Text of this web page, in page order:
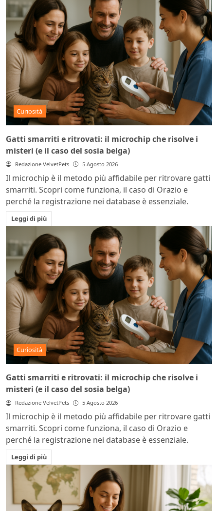
Curiosità
Gatti smarriti e ritrovati: il microchip che risolve i
misteri (e il caso del sosia belga)
Redazione VelvetPets 5 Agosto 2026
Il microchip è il metodo più affidabile per ritrovare gatti
smarriti. Scopri come funziona, il caso di Orazio e
perché la registrazione nei database è essenziale.
Leggi di più
Curiosità
Gatti smarriti e ritrovati: il microchip che risolve i
misteri (e il caso del sosia belga)
Redazione VelvetPets 5 Agosto 2026
Il microchip è il metodo più affidabile per ritrovare gatti
smarriti. Scopri come funziona, il caso di Orazio e
perché la registrazione nei database è essenziale.
Leggi di più